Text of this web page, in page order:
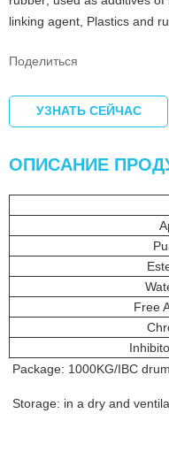
linking agent, Plastics and
Поделиться
УЗНАТЬ СЕЙЧАС
ОПИСАНИЕ
Free
Package: 1000KG/IBC
Storage: in a dry and